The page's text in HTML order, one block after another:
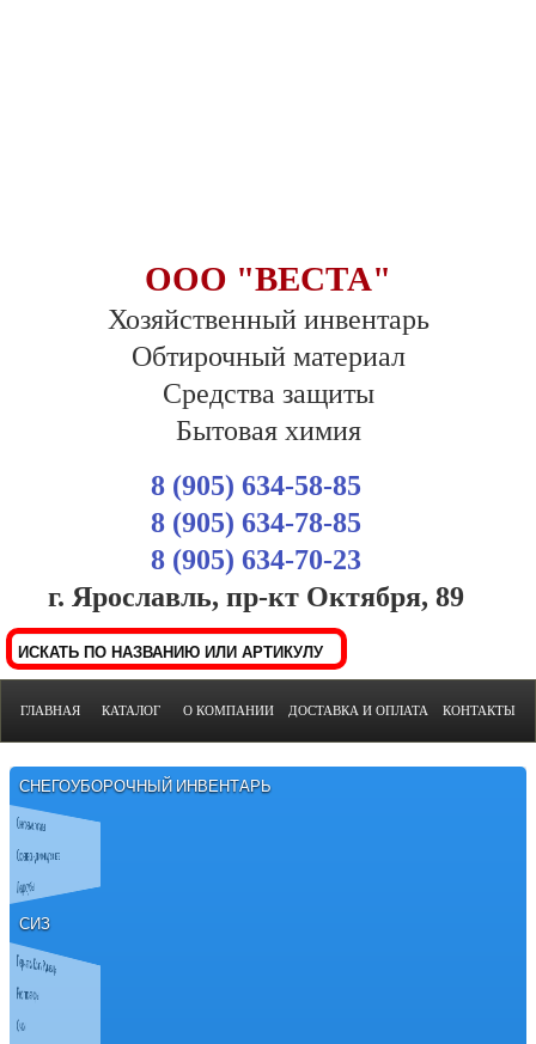
ООО "ВЕСТА"
Хозяйственный инвентарь
Обтирочный материал
Средства защиты
Бытовая химия
8 (905) 634-58-85
8 (905) 634-78-85
8 (905) 634-70-23
г. Ярославль, пр-кт Октября, 89
ГЛАВНАЯ КАТАЛОГ О КОМПАНИИ ДОСТАВКА И ОПЛАТА КОНТАКТЫ
СНЕГОУБОРОЧНЫЙ ИНВЕНТАРЬ
Снеговые лопаты
Скреперы-движки для снега
Ледорубы
СИЗ
Перчатки Краги Рукавицы
Респираторы
Очки